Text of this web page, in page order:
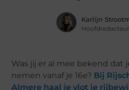
Karlijn
Was jij er al mee bekend dat
nemen vanaf je 16e? Bij
Almere haal je vlot je